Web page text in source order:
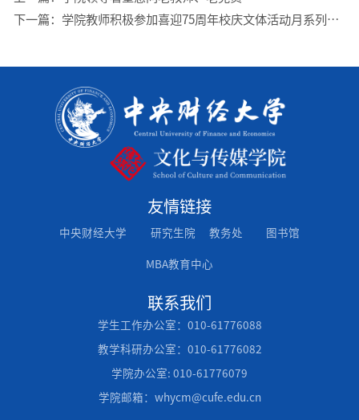
下一篇： 学院教师积极参加喜迎75周年校庆文体活动月系列之“踏步风华”校园健步走活动
友情链接
中央财经大学 研究生院 教务处 图书馆
MBA教育中心
联系我们
学生工作办公室：010-61776088
教学科研办公室：010-61776082
学院办公室: 010-61776079
学院邮箱：whycm@cufe.edu.cn